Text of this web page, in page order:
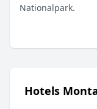
Nationalpark.
Hotels